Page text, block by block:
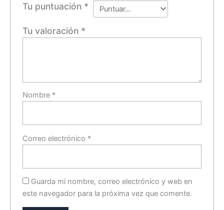
Tu puntuación *
Tu valoración *
Nombre *
Correo electrónico *
Guarda mi nombre, correo electrónico y web en
este navegador para la próxima vez que comente.